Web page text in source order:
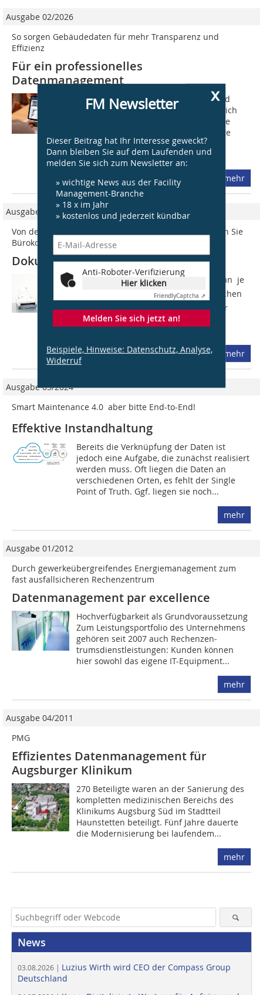
x
FM Newsletter
Dieser Beitrag hat Ihr Interesse geweckt?
Dann bleiben Sie auf dem Laufenden und
melden Sie sich zum Newsletter an:
» wichtige News aus der Facility
Management-Branche
» 18 x im Jahr
» kostenlos und jederzeit kündbar
Anti-Roboter-Verifizierung
Hier klicken
FriendlyCaptcha ⇗
Melden Sie sich jetzt an!
Beispiele, Hinweise: Datenschutz, Analyse,
Widerruf
Ausgabe 02/2026
So sorgen Gebäudedaten für mehr Transparenz und
Effizienz
Für ein professionelles
Datenmanagement
Die Anforderungen an Wohnungs- und
Immobilienunternehmen verändern sich
spürbar. Steigende Kosten, wachsende
regulatorische Vorgaben, ambitionierte
Klimaziele und ein zunehmender
Fachkräftemangel...
mehr
Ausgabe 02/2017
Von der Digitalisierung bis zur Archivierung: So senken Sie
Bürokosten!
Dokumenten-Management-Systeme
Untersuchungen zufolge verbringt man  je
nach individueller Arbeitsweise  zwischen
10 und 20 % seiner Arbeitszeit mit der
Dokumentsuche, -verwaltung und -
archivierung. In den Büros wird die...
mehr
Ausgabe 03/2024
Smart Maintenance 4.0  aber bitte End-to-End!
Effektive Instandhaltung
Bereits die Verknüpfung der Daten ist
jedoch eine Aufgabe, die zunächst realisiert
werden muss. Oft liegen die Daten an
verschiedenen Orten, es fehlt der Single
Point of Truth. Ggf. liegen sie noch...
mehr
Ausgabe 01/2012
Durch gewerkeübergreifendes Energiemanagement zum
fast ausfallsicheren Rechenzentrum
Datenmanagement par excellence
Hochverfügbarkeit als ­Grundvoraussetzung
Zum Leistungsportfolio des Unternehmens
gehören seit 2007 auch Rechenzen­
trumsdienstleistungen: Kunden ­können
hier sowohl das eigene IT-Equipment...
mehr
Ausgabe 04/2011
PMG
Effizientes Datenmanagement für
Augsburger Klinikum
270 Beteiligte waren an der Sanierung des
kompletten medizinischen Bereichs des
Klinikums Augsburg Süd im Stadtteil
Haunstetten beteiligt. Fünf Jahre dauerte
die Modernisierung bei laufen­dem...
mehr
News
03.08.2026 | Luzius Wirth wird CEO der Compass Group
Deutschland